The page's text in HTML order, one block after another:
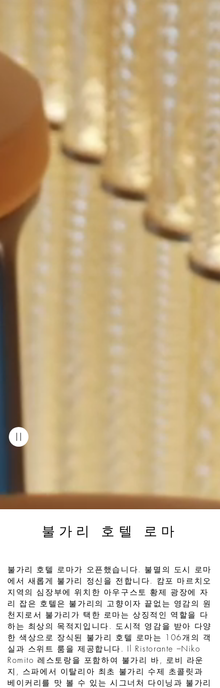
불가리 호텔 로마
불가리 호텔 로마가 오픈했습니다. 불멸의 도시 로마
에서 새롭게 불가리 정신을 전합니다. 캄포 마르치오
지역의 심장부에 위치한 아우구스토 황제 광장에 자
리 잡은 호텔은 불가리의 고향이자 끝없는 영감의 원
천지로서 불가리가 택한 로마는 상징적인 역할을 다
하는 최상의 목적지입니다. 도시적 영감을 받아 다양
한 색상으로 장식된 불가리 호텔 로마는 106개의 객
실과 스위트 룸을 제공합니다. Il Ristorante –Niko
Romito 레스토랑을 포함하여 불가리 바, 로비 라운
지, 스파에서 이탈리아 최초 불가리 수제 초콜릿과
베이커리를 맛 볼 수 있는 시그너처 다이닝과 불가리